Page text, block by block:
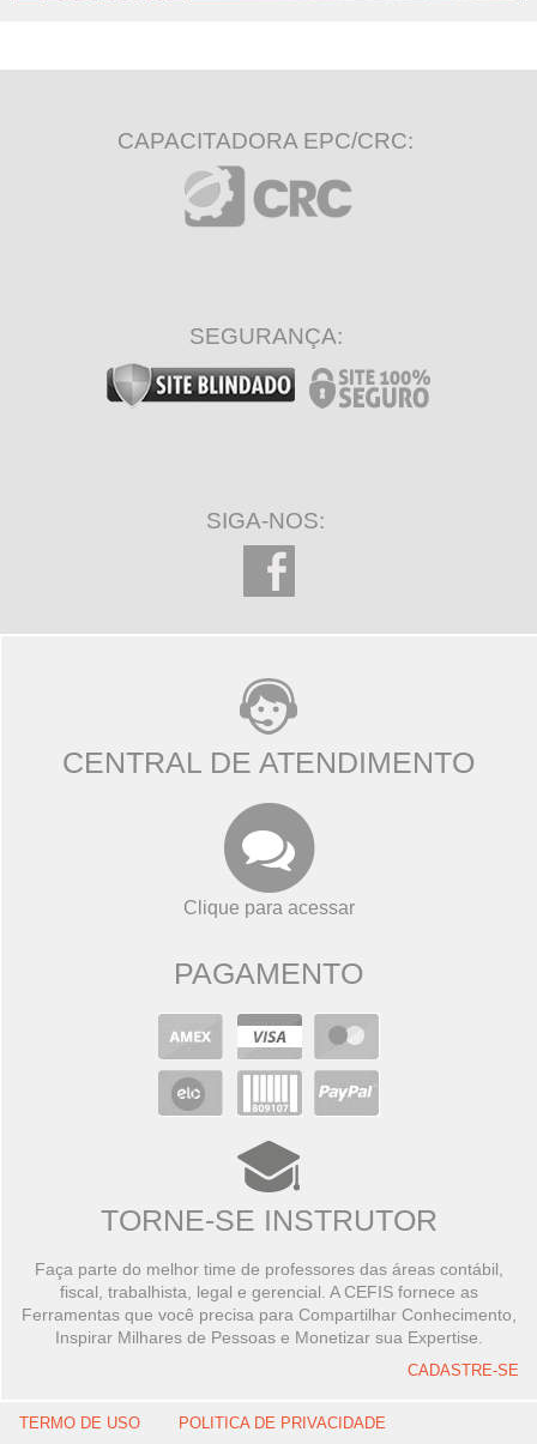
CAPACITADORA EPC/CRC:
SEGURANÇA:
SIGA-NOS:
CENTRAL DE ATENDIMENTO
Clique para acessar
PAGAMENTO
TORNE-SE INSTRUTOR
Faça parte do melhor time de professores das áreas contábil,
fiscal, trabalhista, legal e gerencial. A CEFIS fornece as
Ferramentas que você precisa para Compartilhar Conhecimento,
Inspirar Milhares de Pessoas e Monetizar sua Expertise.
CADASTRE-SE
TERMO DE USO POLITICA DE PRIVACIDADE